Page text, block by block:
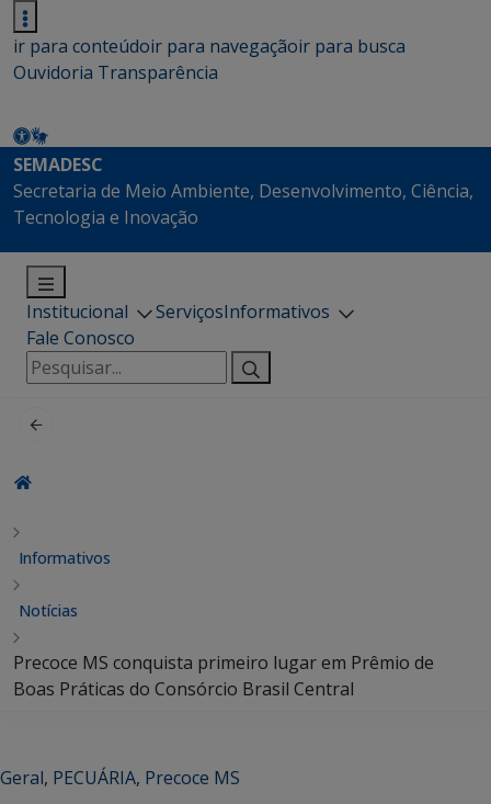
ir para conteúdoir para navegaçãoir para busca
Ouvidoria Transparência
SEMADESC
Secretaria de Meio Ambiente, Desenvolvimento, Ciência,
Tecnologia e Inovação
Institucional ServiçosInformativos
Fale Conosco
Pesquisar
por:
Informativos
Notícias
Precoce MS conquista primeiro lugar em Prêmio de
Boas Práticas do Consórcio Brasil Central
Geral, PECUÁRIA, Precoce MS